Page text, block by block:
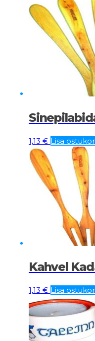
1,13 € Lisa
Kahvel
1,13 € Lisa